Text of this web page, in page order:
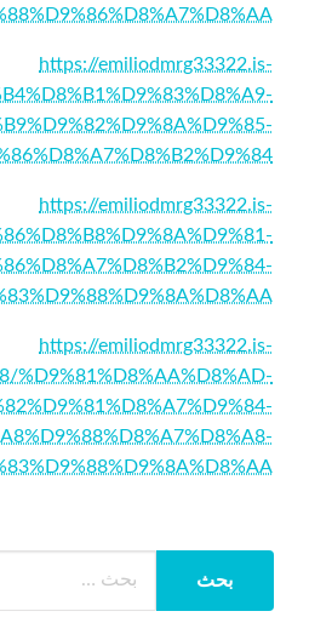
https://emiliodmrg33322.is-
https://emiliodmrg33322.is-
https://emiliodmrg33322.is-
%D9%81%D8%AA%D8%AD-